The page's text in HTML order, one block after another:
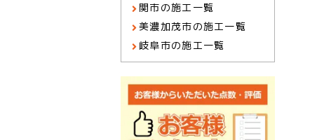
関市の施工一覧
美濃加茂市の施工一覧
岐阜市の施工一覧